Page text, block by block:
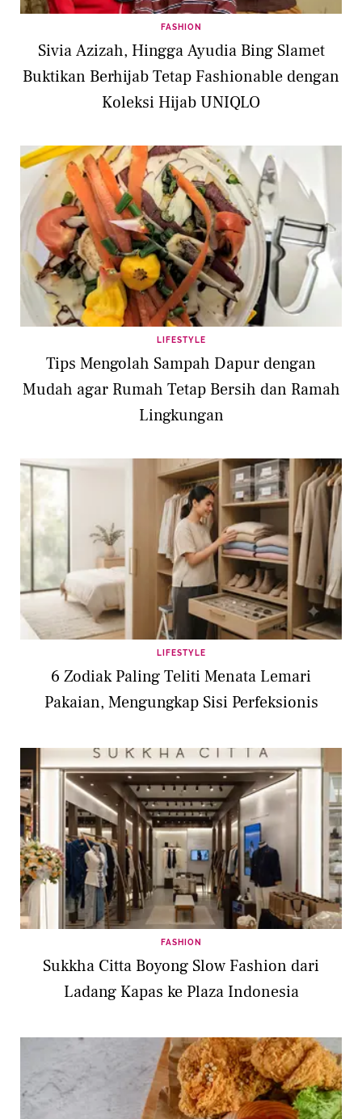
FASHION
Sivia Azizah, Hingga Ayudia Bing Slamet
Buktikan Berhijab Tetap Fashionable dengan
Koleksi Hijab UNIQLO
LIFESTYLE
Tips Mengolah Sampah Dapur dengan
Mudah agar Rumah Tetap Bersih dan Ramah
Lingkungan
LIFESTYLE
6 Zodiak Paling Teliti Menata Lemari
Pakaian, Mengungkap Sisi Perfeksionis
FASHION
Sukkha Citta Boyong Slow Fashion dari
Ladang Kapas ke Plaza Indonesia